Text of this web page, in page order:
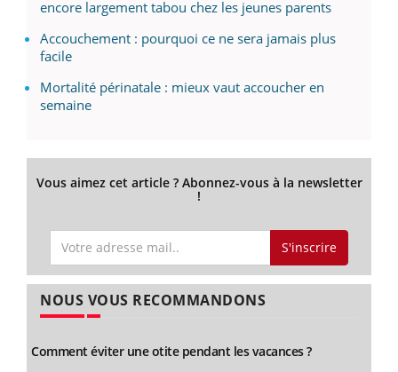
encore largement tabou chez les jeunes parents
Accouchement : pourquoi ce ne sera jamais plus
facile
Mortalité périnatale : mieux vaut accoucher en
semaine
Vous aimez cet article ? Abonnez-vous à la newsletter
!
S'inscrire
NOUS VOUS RECOMMANDONS
Comment éviter une otite pendant les vacances ?